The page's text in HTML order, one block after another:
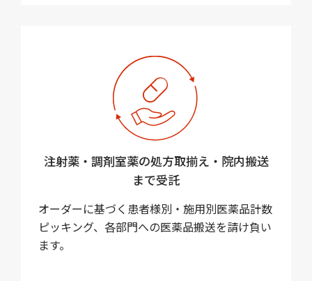
注射薬・調剤室薬の処方取揃え・院内搬送
まで受託
オーダーに基づく患者様別・施用別医薬品計数
ピッキング、各部門への医薬品搬送を請け負い
ます。